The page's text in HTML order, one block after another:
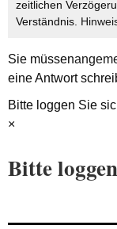
zeitlichen
Verständnis.
Sie müssen
eine Antwort
Bitte loggen Sie
×
Bitte